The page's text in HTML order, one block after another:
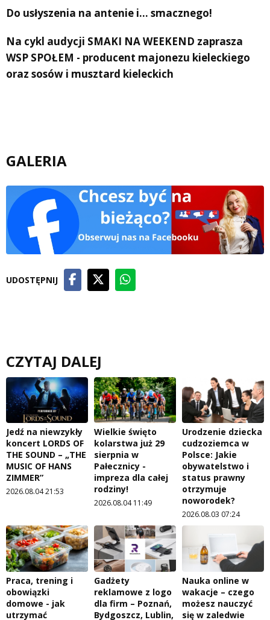
Do usłyszenia na antenie i... smacznego!
Na cykl audycji SMAKI NA WEEKEND zaprasza
WSP SPOŁEM - producent majonezu kieleckiego
oraz sosów i musztard kieleckich
GALERIA
UDOSTĘPNIJ
CZYTAJ DALEJ
Jedź na niewzykły
koncert LORDS OF
THE SOUND – „THE
MUSIC OF HANS
ZIMMER”
2026.08.04 21:53
Wielkie święto
kolarstwa już 29
sierpnia w
Pałecznicy -
impreza dla całej
rodziny!
2026.08.04 11:49
Urodzenie dziecka
cudzoziemca w
Polsce: Jakie
obywatelstwo i
status prawny
otrzymuje
noworodek?
2026.08.03 07:24
Praca, trening i
obowiązki
domowe - jak
utrzymać
Gadżety
reklamowe z logo
dla firm – Poznań,
Bydgoszcz, Lublin,
Nauka online w
wakacje – czego
możesz nauczyć
się w zaledwie